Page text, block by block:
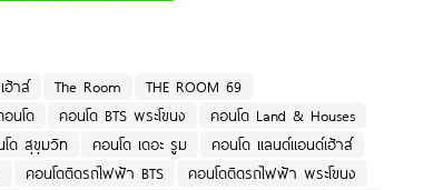
ฮ้าส์ The Room
THE ROOM 69
อนโด คอนโด BTS พระโขนง
คอนโด Land & Houses
โด สุขุมวิท คอนโด เดอะ รูม
คอนโด แลนด์แอนด์เฮ้าส์
คอนโดติดรถไฟฟ้า BTS
คอนโดติดรถไฟฟ้า พระโขนง